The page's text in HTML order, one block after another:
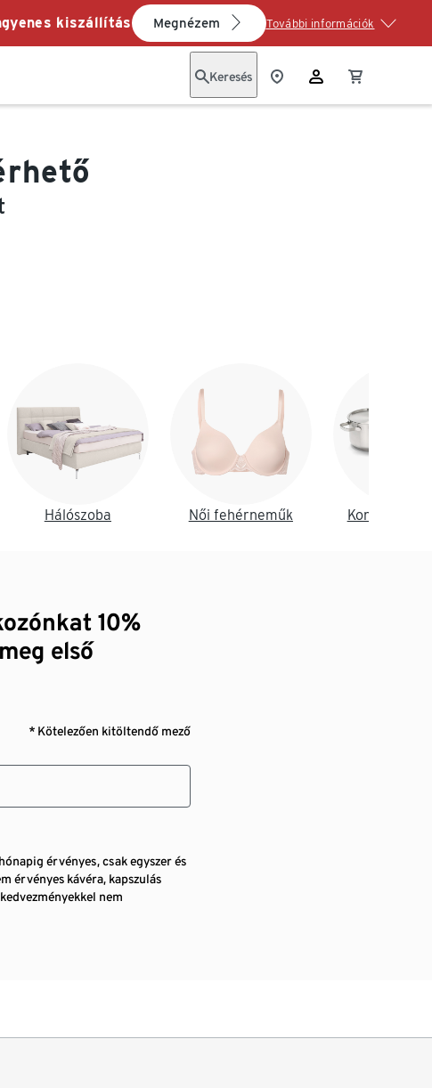
kiszállítás Megnézem További információk
Keresés
Hálószoba Női fehérneműk Konyha és
10%
első
* Kötelezően kitöltendő mező
érvényes, csak egyszer és
érvényes kávéra, kapszulás
nem